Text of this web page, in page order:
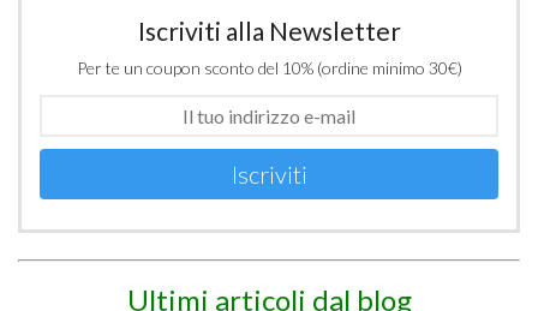
Iscriviti alla Newsletter
Per te un coupon sconto del 10% (ordine minimo 30€)
Iscriviti
Ultimi articoli dal blog